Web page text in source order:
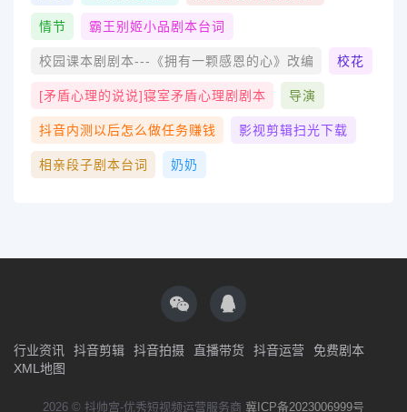
情节 霸王别姬小品剧本台词
校园课本剧剧本---《拥有一颗感恩的心》改编 校花
[矛盾心理的说说]寝室矛盾心理剧剧本 导演
抖音内测以后怎么做任务赚钱 影视剪辑扫光下载
相亲段子剧本台词 奶奶
行业资讯 抖音剪辑 抖音拍摄 直播带货 抖音运营
免费剧本
XML地图
2026 © 抖帅宫-优秀短视频运营服务商 冀ICP备2023006999号